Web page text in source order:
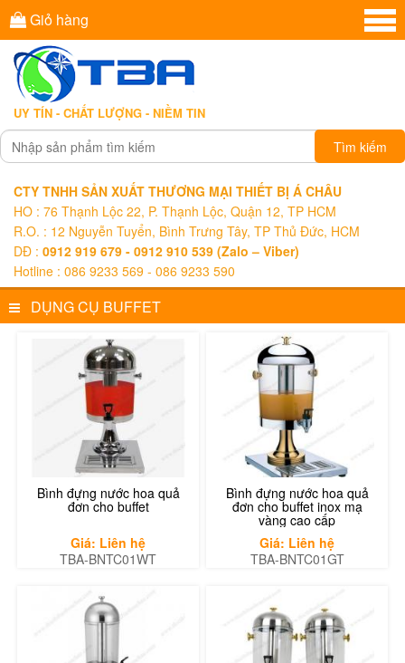
Giỏ hàng
UY TÍN - CHẤT LƯỢNG - NIỀM TIN
Tìm kiếm
CTY TNHH SẢN XUẤT THƯƠNG MẠI THIẾT BỊ Á CHÂU
HO : 76 Thạnh Lộc 22, P. Thạnh Lộc, Quận 12, TP HCM
R.O. : 12 Nguyễn Tuyển, Bình Trưng Tây, TP Thủ Đức, HCM
DĐ : 0912 919 679 - 0912 910 539 (Zalo – Viber)
Hotline : 086 9233 569 - 086 9233 590
DỤNG CỤ BUFFET
Bình đựng nước hoa quả
đơn cho buffet
Giá: Liên hệ
TBA-BNTC01WT
Bình đựng nước hoa quả
đơn cho buffet inox mạ
vàng cao cấp
Giá: Liên hệ
TBA-BNTC01GT